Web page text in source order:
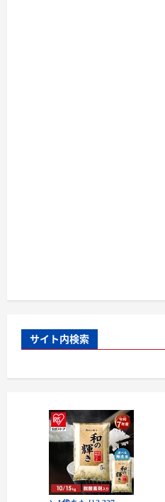
サイト内検索